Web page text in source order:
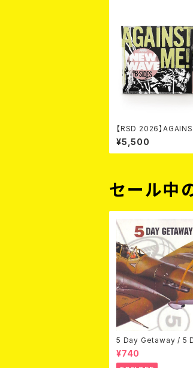
【RSD 2026】
EW WAVE B-SIDES
YL EP][Coloured
¥5,500
セール中
5 Day Getaway / 5
way (CDEP)
¥740